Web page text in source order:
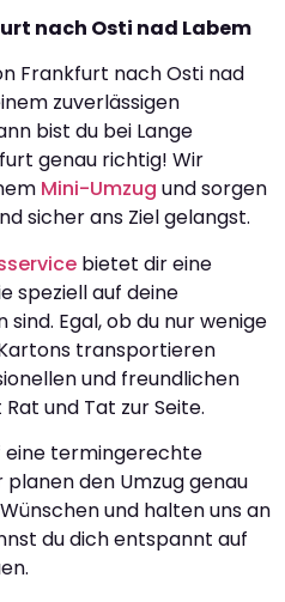
nach Osti nad Labem
Frankfurt nach Osti nad
zuverlässigen
bist du bei Lange
genau richtig! Wir
Mini-Umzug und sorgen
sicher ans Ziel gelangst.
bietet dir eine
speziell auf deine
Egal, ob du nur wenige
transportieren
und freundlichen
und Tat zur Seite.
eine termingerechte
den Umzug genau
und halten uns an
du dich entspannt auf